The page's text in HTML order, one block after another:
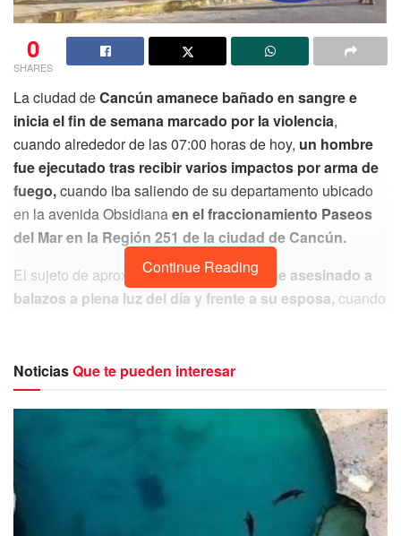
0
SHARES
La ciudad deCancún amanece bañado en sangre e
inicia el fin de semana marcado por la violencia,
cuando alrededor de las 07:00 horas de hoy, un hombre
fue ejecutado tras recibir varios impactos por arma de
fuego,cuando iba saliendo de su departamento ubicado
en la avenida Obsidianaen el fraccionamiento Paseos
del Mar en la Región 251 de la ciudad de Cancún.
El sujeto de aproximadamente 20 años
fue asesinado a
balazos a plena luz del día y frente a su esposa, cuando
interceptado por un hombre, con quien se presume
intercambio algunas palabras
balazos y darle muerte.
Continue Reading
NoticiasQue te pueden interesar